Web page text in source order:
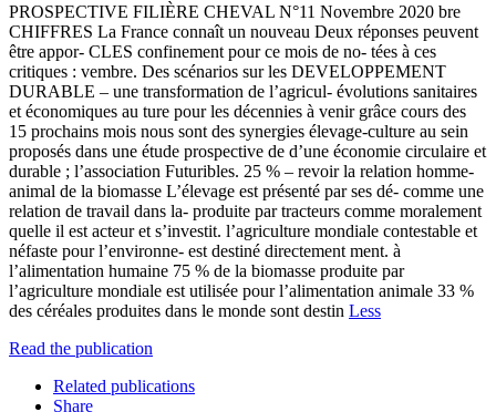
PROSPECTIVE FILIÈRE CHEVAL N°11 Novembre 2020 bre
CHIFFRES La France connaît un nouveau Deux réponses peuvent
être appor- CLES confinement pour ce mois de no- tées à ces
critiques : vembre. Des scénarios sur les DEVELOPPEMENT
DURABLE – une transformation de l’agricul- évolutions sanitaires
et économiques au ture pour les décennies à venir grâce cours des
15 prochains mois nous sont des synergies élevage-culture au sein
proposés dans une étude prospective de d’une économie circulaire et
durable ; l’association Futuribles. 25 % – revoir la relation homme-
animal de la biomasse L’élevage est présenté par ses dé- comme une
relation de travail dans la- produite par tracteurs comme moralement
quelle il est acteur et s’investit. l’agriculture mondiale contestable et
néfaste pour l’environne- est destiné directement ment. à
l’alimentation humaine 75 % de la biomasse produite par
l’agriculture mondiale est utilisée pour l’alimentation animale 33 %
des céréales produites dans le monde sont destin Less
Read the publication
Related publications
Share